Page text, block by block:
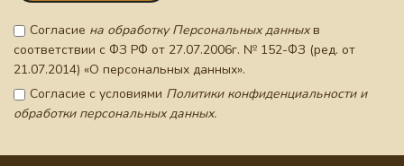
Согласие на обработку Персональных данныхв
соответствии с ФЗ РФ от 27.07.2006г. № 152-ФЗ (ред. от
21.07.2014) «О персональных данных».
Согласие с условиями Политики конфиденциальности и
обработки персональных данных.